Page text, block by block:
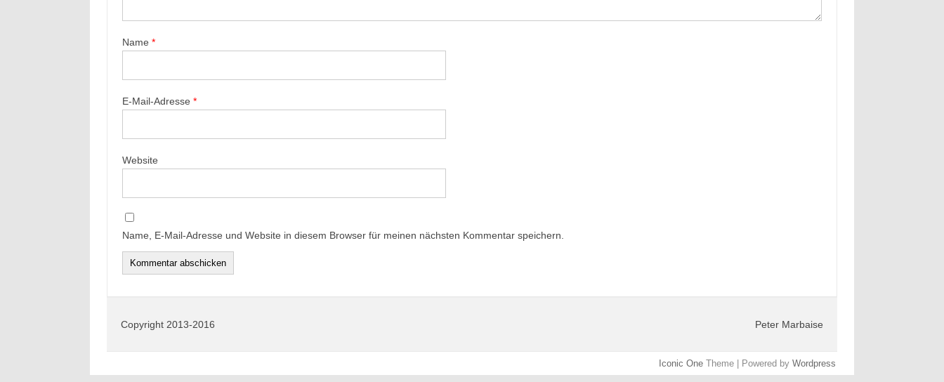
Name *
E-Mail-Adresse *
Website
Name, E-Mail-Adresse und Website in diesem Browser für meinen nächsten Kommentar speichern.
Copyright 2013-2016 Peter Marbaise
Iconic One Theme | Powered by Wordpress